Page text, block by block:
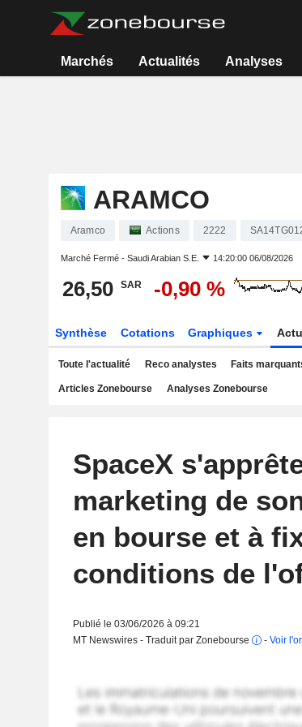
Marchés Actualités Analyses
ARAMCO
Aramco Actions 2222
Marché Fermé - Saudi Arabian S.E. 14:20:00 06/08/2026
26,50 SAR -0,90 %
Synthèse Cotations Graphiques
Toute l'actualité Reco analystes Faits
Articles Zonebourse Analyses Zonebourse
SpaceX
marketing de
en bourse et à
conditions de
Publié le 03/06/2026 à 09:21
MT Newswires - Traduit par Zonebourse
- Voir